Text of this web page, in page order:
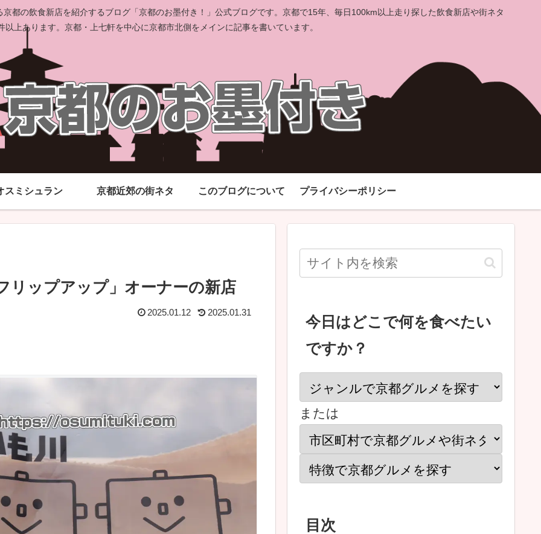
都の飲食新店を紹介するブログ「京都のお墨付き！」公式ブログです。京都で15年、毎日100km以上走り探した飲食新店や街ネタ
以上あります。京都・上七軒を中心に京都市北側をメインに記事を書いています。
スミシュラン 京都近郊の街ネタ このブログについて プライバシーポリシー
リップアップ」オーナーの新店
2025.01.12 2025.01.31
今日はどこで何を食べたい
ですか？
または
目次